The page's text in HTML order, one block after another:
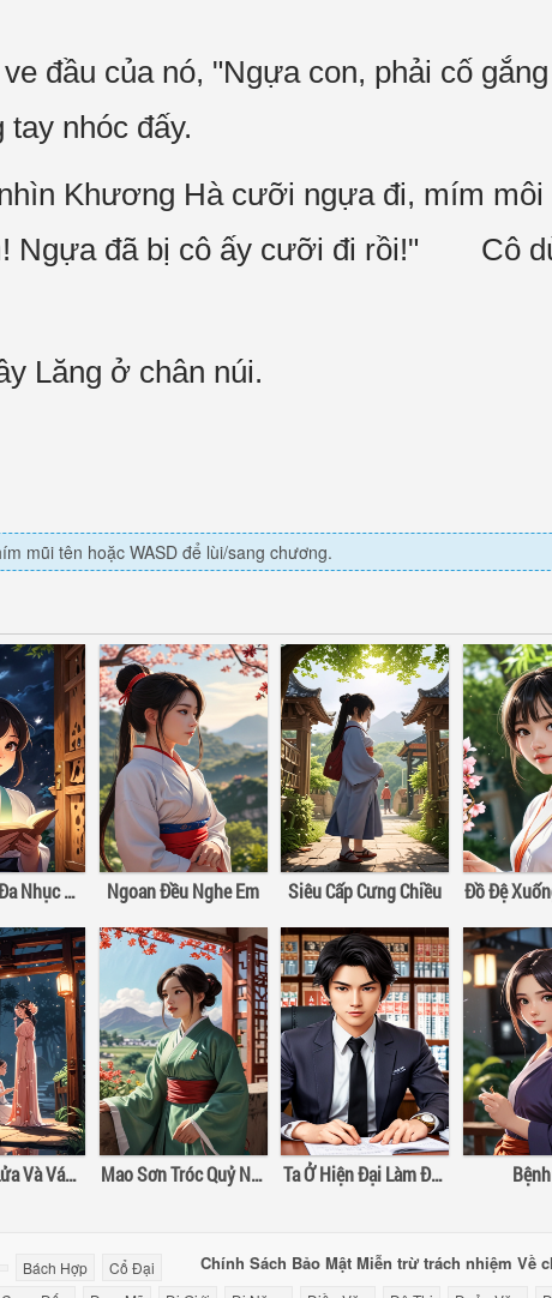
đầu của nó, "Ngựa con, phải cố
nhóc đấy.
Khương Hà cưỡi ngựa đi, mím môi
Ngựa đã bị cô ấy cưỡi đi rồi!" Cô
Lăng ở chân núi.
mũi tên hoặc WASD để lùi/sang chương.
Bóc Kẹo – Đa Nhục Bồ Đào Hảo Hảo Hát Ngoan Đều Nghe Em Siêu Cấp Cưng Chiều
Chiếc Bật Lửa Và Váy Công Chúa Mao Sơn Tróc Quỷ Nhân Ta Ở Hiện Đại Làm Đại Boss
Chính Sách Bảo Mật Miễn trừ trách nhiệm Về
Bách Hợp
Cổ Đại